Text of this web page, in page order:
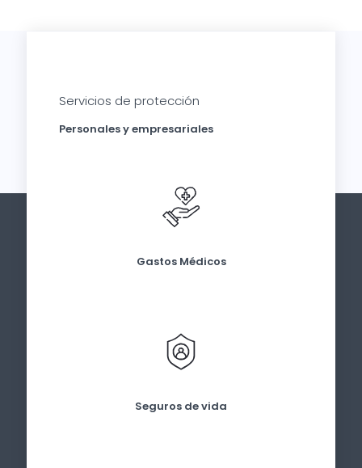
Servicios de protección
Personales y empresariales
Gastos Médicos
Seguros de vida